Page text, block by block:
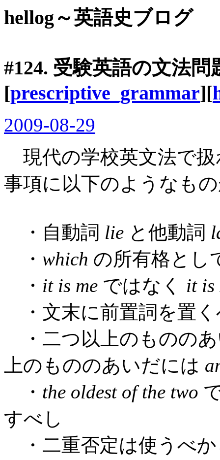
hellog～英語史ブログ
#124. 受験英語の文法問
[prescriptive_grammar][
2009-08-29
現代の学校英文法で
事項に以下のようなも
・自動詞 lie と他動詞
・ which の所有格とし
・ it is me ではなく it is
・文末に前置詞を置
・二つ以上のものの
上のもののあいだには
・ the oldest of the two
すべし
・二重否定は使うべ